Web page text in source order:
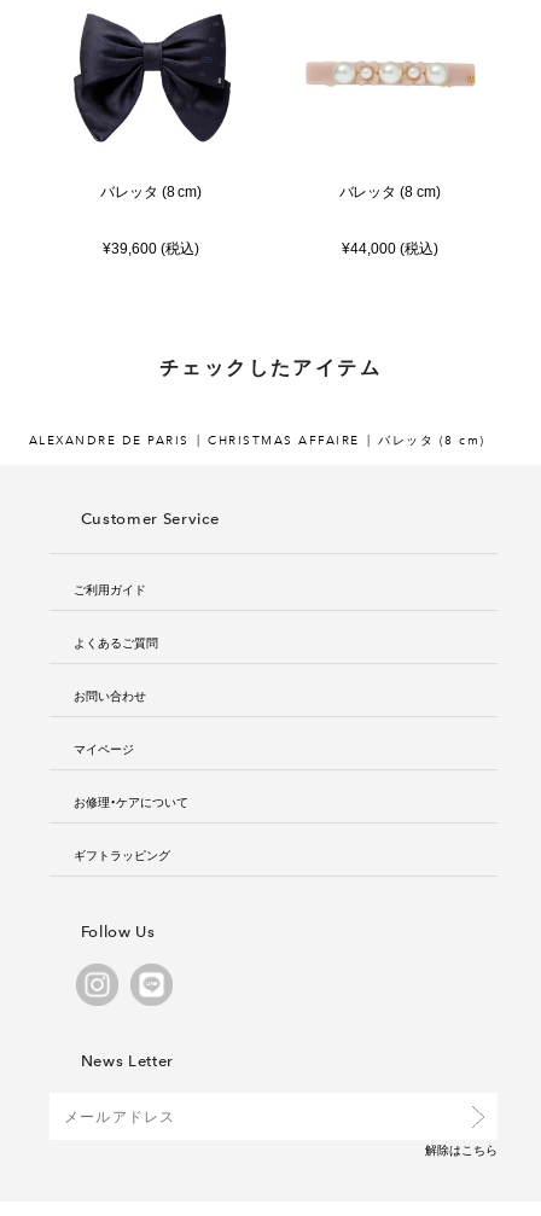
バレッタ (8 cm)
¥39,600 (税込)
バレッタ (8 cm)
¥44,000 (税込)
チェックしたアイテム
ALEXANDRE DE PARIS CHRISTMAS AFFAIRE バレッタ (8 cm)
Customer Service
ご利用ガイド
よくあるご質問
お問い合わせ
マイページ
お修理・ケアについて
ギフトラッピング
Follow Us
News Letter
解除は こちら